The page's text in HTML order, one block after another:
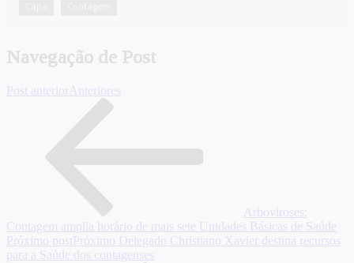
Navegação de Post
Post anterior Anteriores
Arboviroses:
Contagem amplia horário de mais sete Unidades Básicas de Saúde
Próximo post Próximo Delegado Christiano Xavier destina recursos
para a Saúde dos contagenses